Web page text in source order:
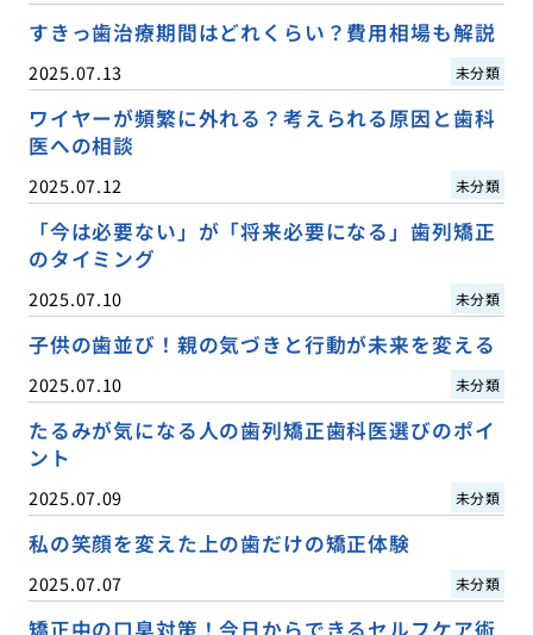
すきっ歯治療期間はどれくらい？費用相場も解説
2025.07.13 未分類
ワイヤーが頻繁に外れる？考えられる原因と歯科
医への相談
2025.07.12 未分類
「今は必要ない」が「将来必要になる」歯列矯正
のタイミング
2025.07.10 未分類
子供の歯並び！親の気づきと行動が未来を変える
2025.07.10 未分類
たるみが気になる人の歯列矯正歯科医選びのポイ
ント
2025.07.09 未分類
私の笑顔を変えた上の歯だけの矯正体験
2025.07.07 未分類
矯正中の口臭対策！今日からできるセルフケア術